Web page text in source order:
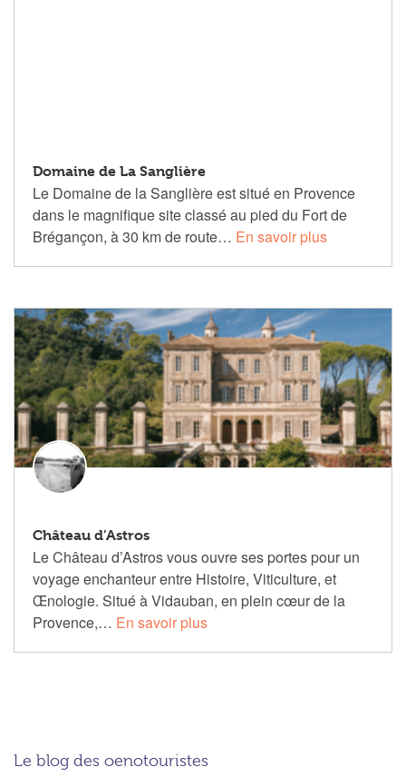
Domaine de La Sanglière
Le Domaine de la Sanglière est situé en Provence
dans le magnifique site classé au pied du Fort de
Brégançon, à 30 km de route… En savoir plus
Château d’Astros
Le Château d’Astros vous ouvre ses portes pour un
voyage enchanteur entre Histoire, Viticulture, et
Œnologie. Situé à Vidauban, en plein cœur de la
Provence,… En savoir plus
Le blog des oenotouristes